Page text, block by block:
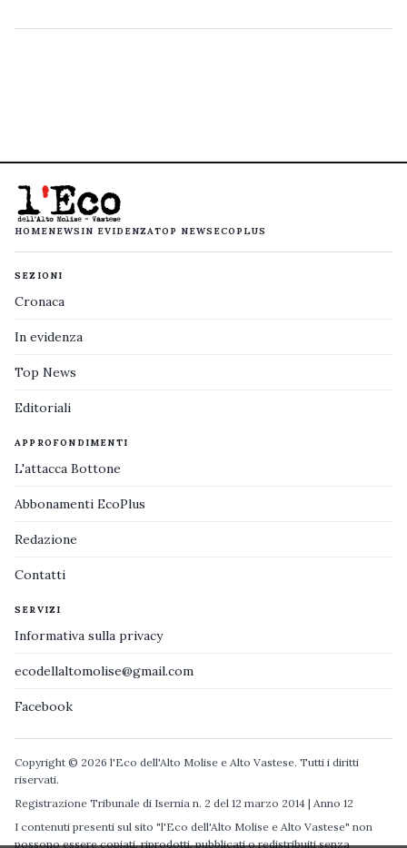
HOMENEWS IN EVIDENZATOP NEWS ECOPLUS
SEZIONI
Cronaca
In evidenza
Top News
Editoriali
APPROFONDIMENTI
L'attacca Bottone
Abbonamenti EcoPlus
Redazione
Contatti
SERVIZI
Informativa sulla privacy
ecodellaltomolise@gmail.com
Facebook
Copyright © 2026 l'Eco dell'Alto Molise e Alto Vastese. Tutti i diritti
riservati.
Registrazione Tribunale di Isernia n. 2 del 12 marzo 2014 | Anno 12
I contenuti presenti sul sito "l'Eco dell'Alto Molise e Alto Vastese" non
possono essere copiati, riprodotti, pubblicati o redistribuiti senza